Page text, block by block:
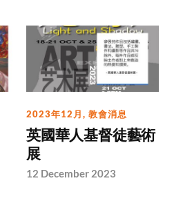
2023年12月,教會消息
英國華人基督徒藝術
展
12 December 2023